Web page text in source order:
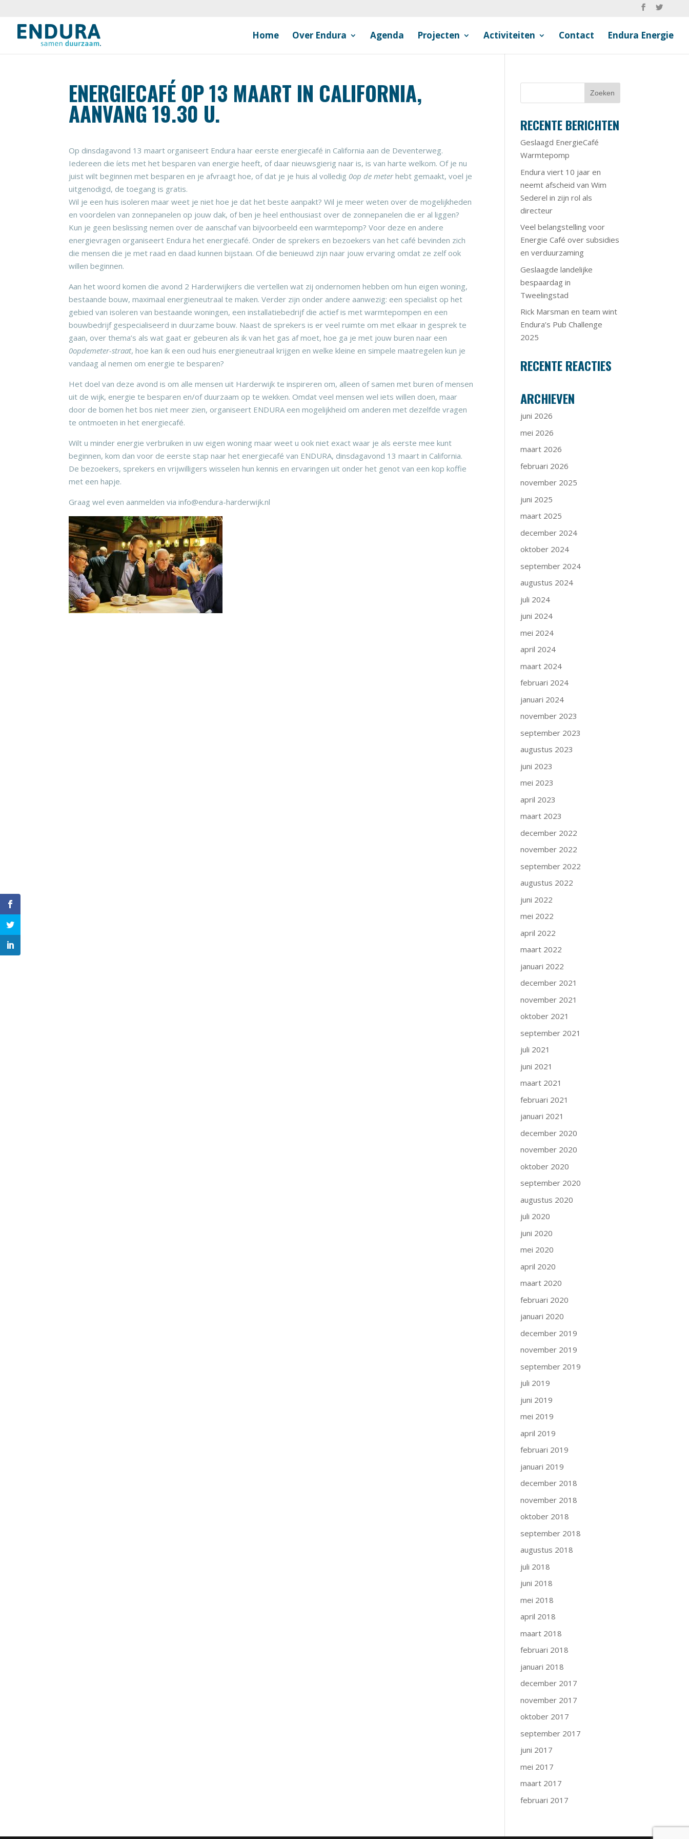
Home Over Endura Agenda Projecten Activiteiten Contact Endura Energie
ENERGIECAFÉ OP 13 MAART IN CALIFORNIA,
AANVANG 19.30 U.
Op dinsdagavond 13 maart organiseert Endura haar eerste energiecafé in California aan de Deventerweg.
Iedereen die íets met het besparen van energie heeft, of daar nieuwsgierig naar is, is van harte welkom. Of je nu
juist wilt beginnen met besparen en je afvraagt hoe, of dat je je huis al volledig 0op de meterhebt gemaakt, voel je
uitgenodigd, de toegang is gratis.
Wil je een huis isoleren maar weet je niet hoe je dat het beste aanpakt? Wil je meer weten over de mogelijkheden
en voordelen van zonnepanelen op jouw dak, of ben je heel enthousiast over de zonnepanelen die er al liggen?
Kun je geen beslissing nemen over de aanschaf van bijvoorbeeld een warmtepomp? Voor deze en andere
energievragen organiseert Endura het energiecafé. Onder de sprekers en bezoekers van het café bevinden zich
die mensen die je met raad en daad kunnen bijstaan. Of die benieuwd zijn naar jouw ervaring omdat ze zelf ook
willen beginnen.
Aan het woord komen die avond 2 Harderwijkers die vertellen wat zij ondernomen hebben om hun eigen woning,
bestaande bouw, maximaal energieneutraal te maken. Verder zijn onder andere aanwezig: een specialist op het
gebied van isoleren van bestaande woningen, een installatiebedrijf die actief is met warmtepompen en een
bouwbedrijf gespecialiseerd in duurzame bouw. Naast de sprekers is er veel ruimte om met elkaar in gesprek te
gaan, over thema’s als wat gaat er gebeuren als ik van het gas af moet, hoe ga je met jouw buren naar een
0opdemeter-straat, hoe kan ik een oud huis energieneutraal krijgen en welke kleine en simpele maatregelen kun je
vandaag al nemen om energie te besparen?
Het doel van deze avond is om alle mensen uit Harderwijk te inspireren om, alleen of samen met buren of mensen
uit de wijk, energie te besparen en/of duurzaam op te wekken. Omdat veel mensen wel iets willen doen, maar
door de bomen het bos niet meer zien, organiseert ENDURA een mogelijkheid om anderen met dezelfde vragen
te ontmoeten in het energiecafé.
Wilt u minder energie verbruiken in uw eigen woning maar weet u ook niet exact waar je als eerste mee kunt
beginnen, kom dan voor de eerste stap naar het energiecafé van ENDURA, dinsdagavond 13 maart in California.
De bezoekers, sprekers en vrijwilligers wisselen hun kennis en ervaringen uit onder het genot van een kop koffie
met een hapje.
Graag wel even aanmelden via info@endura-harderwijk.nl
RECENTE BERICHTEN
Geslaagd EnergieCafé
Warmtepomp
Endura viert 10 jaar en
neemt afscheid van Wim
Sederel in zijn rol als
directeur
Veel belangstelling voor
Energie Café over subsidies
en verduurzaming
Geslaagde landelijke
bespaardag in
Tweelingstad
Rick Marsman en team wint
Endura’s Pub Challenge
2025
RECENTE REACTIES
ARCHIEVEN
juni 2026
mei 2026
maart 2026
februari 2026
november 2025
juni 2025
maart 2025
december 2024
oktober 2024
september 2024
augustus 2024
juli 2024
juni 2024
mei 2024
april 2024
maart 2024
februari 2024
januari 2024
november 2023
september 2023
augustus 2023
juni 2023
mei 2023
april 2023
maart 2023
december 2022
november 2022
september 2022
augustus 2022
juni 2022
mei 2022
april 2022
maart 2022
januari 2022
december 2021
november 2021
oktober 2021
september 2021
juli 2021
juni 2021
maart 2021
februari 2021
januari 2021
december 2020
november 2020
oktober 2020
september 2020
augustus 2020
juli 2020
juni 2020
mei 2020
april 2020
maart 2020
februari 2020
januari 2020
december 2019
november 2019
september 2019
juli 2019
juni 2019
mei 2019
april 2019
februari 2019
januari 2019
december 2018
november 2018
oktober 2018
september 2018
augustus 2018
juli 2018
juni 2018
mei 2018
april 2018
maart 2018
februari 2018
januari 2018
december 2017
november 2017
oktober 2017
september 2017
juni 2017
mei 2017
maart 2017
februari 2017